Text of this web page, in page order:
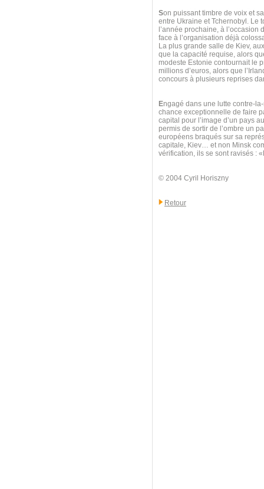
Son puissant timbre de voix et
entre Ukraine et Tchernobyl. Le
l’année prochaine, à
face à l’organisation déjà
La plus grande salle de Kiev,
que la capacité requise, alors
modeste Estonie contournait le
millions d’euros, alors que
concours à plusieurs reprises
Engagé dans une lutte contre-
chance exceptionnelle de faire
capital pour l’image d’un pays
permis de sortir de l’ombre un
européens braqués sur sa
capitale, Kiev… et non Minsk
vérification, ils se sont ravisés :
© 2004 Cyril Horiszny
Retour